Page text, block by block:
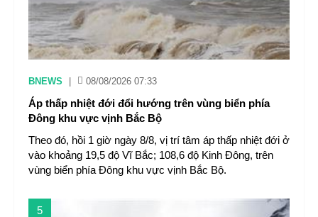
BNEWS 08/08/2026 07:33
Áp thấp nhiệt đới đổi hướng trên vùng biển phía
Đông khu vực vịnh Bắc Bộ
Theo đó, hồi 1 giờ ngày 8/8, vị trí tâm áp thấp nhiệt đới ở
vào khoảng 19,5 độ Vĩ Bắc; 108,6 độ Kinh Đông, trên
vùng biển phía Đông khu vực vịnh Bắc Bộ.
5